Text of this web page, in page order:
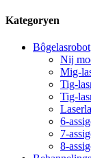
Kategoryen
Bôgelasrobot
Nij
Mig-
Tig-
Tig-
6-
7-
8-